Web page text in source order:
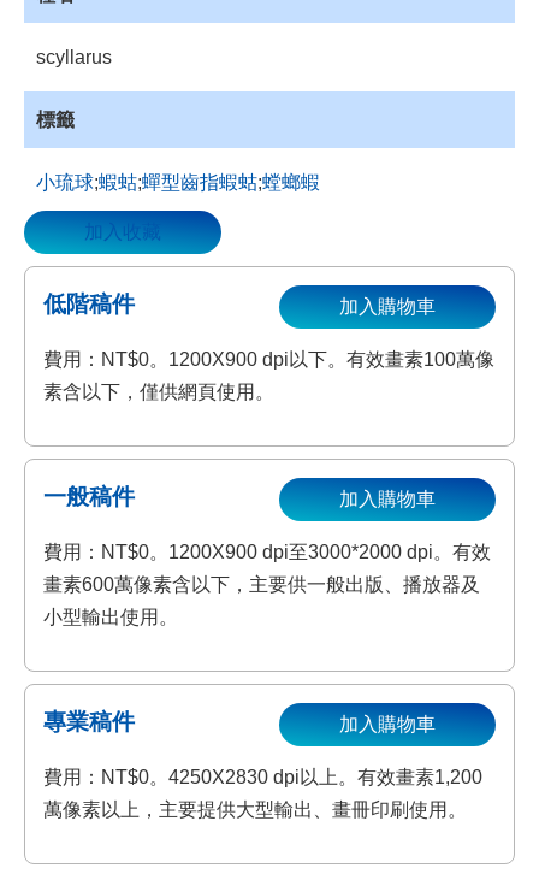
scyllarus
標籤
小琉球;蝦蛄;蟬型齒指蝦蛄;螳螂蝦
加入收藏
低階稿件
費用：NT$0。1200X900 dpi以下。有效畫素100萬像
素含以下，僅供網頁使用。
加入購物車
一般稿件
費用：NT$0。1200X900 dpi至3000*2000 dpi。有效
畫素600萬像素含以下，主要供一般出版、播放器及
小型輸出使用。
加入購物車
專業稿件
費用：NT$0。4250X2830 dpi以上。有效畫素1,200
萬像素以上，主要提供大型輸出、畫冊印刷使用。
加入購物車